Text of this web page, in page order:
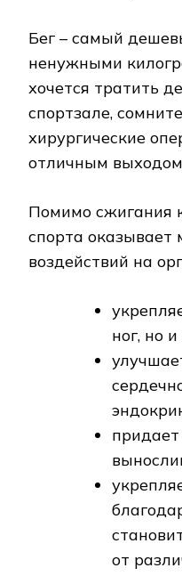
Бег – самый
ненужными
хочется тратить
спортзале,
хирургические
отличным
Помимо сжигания
спорта
воздействий на
ног, но
от